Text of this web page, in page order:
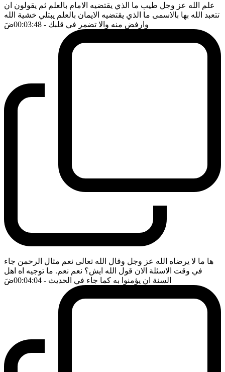
علم الله عز وجل طيب ما الذي يقتضيه الامام بالعلم ثم يقولون ان
تتعبد الله بها بالاسمى ما الذي يقتضيه الايمان بالعلم يبتلي خشية الله
وارفض منه والا تضمر في قلبك - 00:03:48 ضَ
ها ما لا يرضاه الله عز وجل وقال الله تعالى نعم مثال الرحمن جاء
في وقت الاسئلة الان قول الله ايش؟ نعم نعم. ما توجيه اه اهل
السنة ان يؤمنوا به كما جاء في الحديث - 00:04:04 ضَ